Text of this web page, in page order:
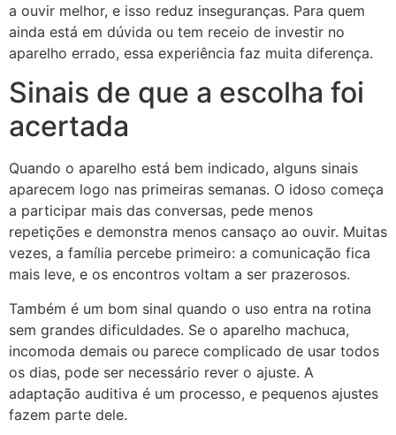
a ouvir melhor, e isso reduz inseguranças. Para quem
ainda está em dúvida ou tem receio de investir no
aparelho errado, essa experiência faz muita diferença.
Sinais de que a escolha foi
acertada
Quando o aparelho está bem indicado, alguns sinais
aparecem logo nas primeiras semanas. O idoso começa
a participar mais das conversas, pede menos
repetições e demonstra menos cansaço ao ouvir. Muitas
vezes, a família percebe primeiro: a comunicação fica
mais leve, e os encontros voltam a ser prazerosos.
Também é um bom sinal quando o uso entra na rotina
sem grandes dificuldades. Se o aparelho machuca,
incomoda demais ou parece complicado de usar todos
os dias, pode ser necessário rever o ajuste. A
adaptação auditiva é um processo, e pequenos ajustes
fazem parte dele.